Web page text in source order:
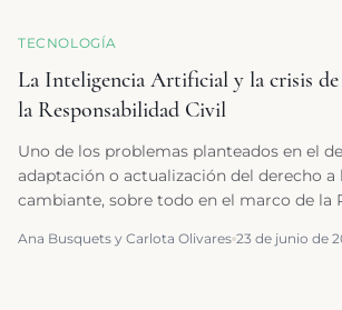
TECNOLOGÍA
La Inteligencia Artificial y la crisis de
la Responsabilidad Civil
Uno de los problemas planteados en el
adaptación o actualización del derecho a
cambiante, sobre todo en el marco de la
Ana Busquets y Carlota Olivares 23 de junio de